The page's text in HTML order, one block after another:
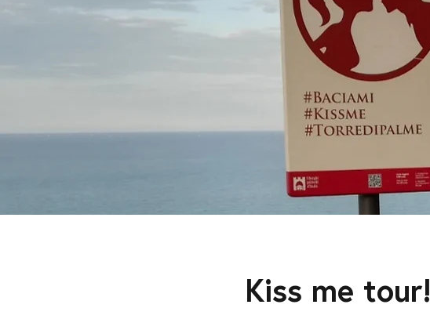
Kiss me